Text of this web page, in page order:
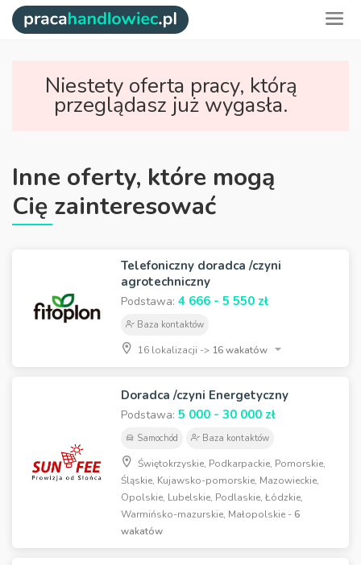
Niestety oferta pracy, którą
przeglądasz już wygasła.
Inne oferty, które mogą
Cię zainteresować
Telefoniczny doradca /czyni
agrotechniczny
Podstawa: 4 666 - 5 550 zł
Baza kontaktów
16 lokalizacji -> 16 wakatów
Doradca /czyni Energetyczny
Podstawa: 5 000 - 30 000 zł
Samochód Baza kontaktów
Świętokrzyskie, Podkarpackie, Pomorskie,
Śląskie, Kujawsko-pomorskie, Mazowieckie,
Opolskie, Lubelskie, Podlaskie, Łódzkie,
Warmińsko-mazurskie, Małopolskie - 6
wakatów